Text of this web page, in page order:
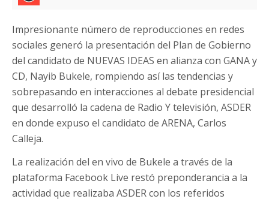
Impresionante número de reproducciones en redes
sociales generó la presentación del Plan de Gobierno
del candidato de NUEVAS IDEAS en alianza con GANA y
CD, Nayib Bukele, rompiendo así las tendencias y
sobrepasando en interacciones al debate presidencial
que desarrolló la cadena de Radio Y televisión, ASDER
en donde expuso el candidato de ARENA, Carlos
Calleja.
La realización del en vivo de Bukele a través de la
plataforma Facebook Live restó preponderancia a la
actividad que realizaba ASDER con los referidos